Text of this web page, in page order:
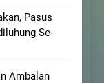
Pasus
Se-
Ambalan